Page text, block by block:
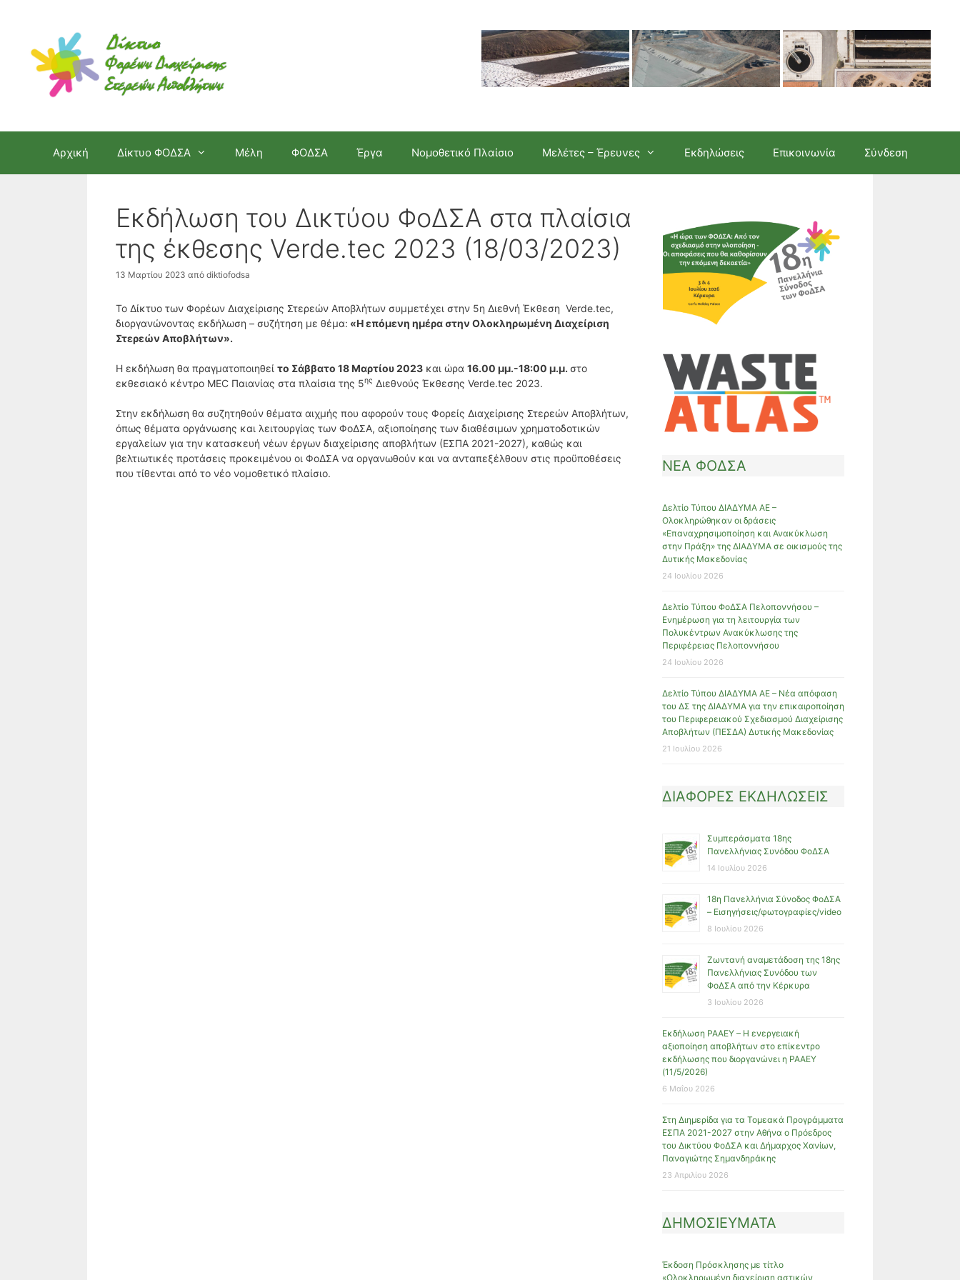
περιεχόμενο
Αρχική Δίκτυο ΦΟΔΣΑ Μέλη ΦΟΔΣΑ Έργα Νομοθετικό Πλαίσιο Μελέτες – Έρευνες Εκδηλώσεις Επικοινωνία Σύνδεση
Εκδήλωση του Δικτύου ΦοΔΣΑ στα πλαίσια
της έκθεσης Verde.tec 2023 (18/03/2023)
13 Μαρτίου 2023 από diktiofodsa
Το Δίκτυο των Φορέων Διαχείρισης Στερεών Αποβλήτων συμμετέχει στην 5η Διεθνή Έκθεση Verde.tec,
διοργανώνοντας εκδήλωση – συζήτηση με θέμα: «Η επόμενη ημέρα στην Ολοκληρωμένη Διαχείριση
Στερεών Αποβλήτων».
Η εκδήλωση θα πραγματοποιηθεί το Σάββατο 18 Μαρτίου 2023 και ώρα 16.00 μμ.-18:00 μ.μ. στο
εκθεσιακό κέντρο MEC Παιανίας στα πλαίσια της 5ης Διεθνούς Έκθεσης Verde.tec 2023.
Στην εκδήλωση θα συζητηθούν θέματα αιχμής που αφορούν τους Φορείς Διαχείρισης Στερεών Αποβλήτων,
όπως θέματα οργάνωσης και λειτουργίας των ΦοΔΣΑ, αξιοποίησης των διαθέσιμων χρηματοδοτικών
εργαλείων για την κατασκευή νέων έργων διαχείρισης αποβλήτων (ΕΣΠΑ 2021-2027), καθώς και
βελτιωτικές προτάσεις προκειμένου οι ΦοΔΣΑ να οργανωθούν και να ανταπεξέλθουν στις προϋποθέσεις
που τίθενται από το νέο νομοθετικό πλαίσιο.
ΝΕΑ ΦΟΔΣΑ
Δελτίο Τύπου ΔΙΑΔΥΜΑ ΑΕ –
Ολοκληρώθηκαν οι δράσεις
«Επαναχρησιμοποίηση και Ανακύκλωση
στην Πράξη» της ΔΙΑΔΥΜΑ σε οικισμούς της
Δυτικής Μακεδονίας
24 Ιουλίου 2026
Δελτίο Τύπου ΦοΔΣΑ Πελοποννήσου –
Ενημέρωση για τη λειτουργία των
Πολυκέντρων Ανακύκλωσης της
Περιφέρειας Πελοποννήσου
24 Ιουλίου 2026
Δελτίο Τύπου ΔΙΑΔΥΜΑ ΑΕ – Νέα απόφαση
του ΔΣ της ΔΙΑΔΥΜΑ για την επικαιροποίηση
του Περιφερειακού Σχεδιασμού Διαχείρισης
Αποβλήτων (ΠΕΣΔΑ) Δυτικής Μακεδονίας
21 Ιουλίου 2026
ΔΙΑΦΟΡΕΣ ΕΚΔΗΛΩΣΕΙΣ
Συμπεράσματα 18ης
Πανελλήνιας Συνόδου ΦοΔΣΑ
14 Ιουλίου 2026
18η Πανελλήνια Σύνοδος ΦοΔΣΑ
– Εισηγήσεις/φωτογραφίες/video
8 Ιουλίου 2026
Ζωντανή αναμετάδοση της 18ης
Πανελλήνιας Συνόδου των
ΦοΔΣΑ από την Κέρκυρα
3 Ιουλίου 2026
Εκδήλωση ΡΑΑΕΥ – Η ενεργειακή
αξιοποίηση αποβλήτων στο επίκεντρο
εκδήλωσης που διοργανώνει η ΡΑΑΕΥ
(11/5/2026)
6 Μαΐου 2026
Στη Διημερίδα για τα Τομεακά Προγράμματα
ΕΣΠΑ 2021-2027 στην Αθήνα ο Πρόεδρος
του Δικτύου ΦοΔΣΑ και Δήμαρχος Χανίων,
Παναγιώτης Σημανδηράκης
23 Απριλίου 2026
ΔΗΜΟΣΙΕΥΜΑΤΑ
Έκδοση Πρόσκλησης με τίτλο
«Ολοκληρωμένη διαχείριση αστικών